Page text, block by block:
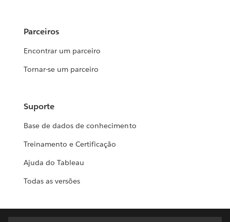
Parceiros
Encontrar um parceiro
Tornar-se um parceiro
Suporte
Base de dados de conhecimento
Treinamento e Certificação
Ajuda do Tableau
Todas as versões